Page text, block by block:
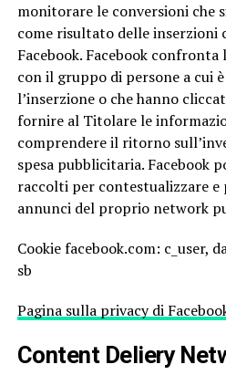
monitorare le conversioni che
come risultato delle inserzioni
Facebook. Facebook confronta
con il gruppo di persone a cui
l’inserzione o che hanno
fornire al Titolare le
comprendere il ritorno
spesa pubblicitaria. Facebook
raccolti per contestualizzare e
annunci del proprio network
Cookie facebook.com: c_user,
sb
Pagina sulla privacy di
Content Deliery